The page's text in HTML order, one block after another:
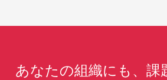
あなたの組織にも、課